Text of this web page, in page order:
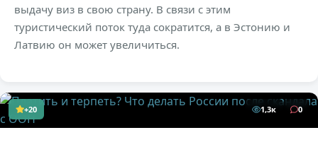
выдачу виз в свою страну. В связи с этим
туристический поток туда сократится, а в Эстонию и
Латвию он может увеличиться.
+20 1,3к 0